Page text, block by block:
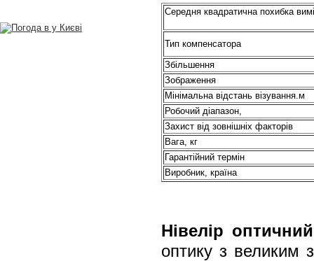
Середня квадратична похибка
Тип компенсатора
Збільшення
Зображення
Мінімальна відстань візування.м
Робочий діапазон,
Захист від зовнішніх факторів
Вага, кг
Гарантійний термін
Виробник, країна
Нівелір
оптику з великим